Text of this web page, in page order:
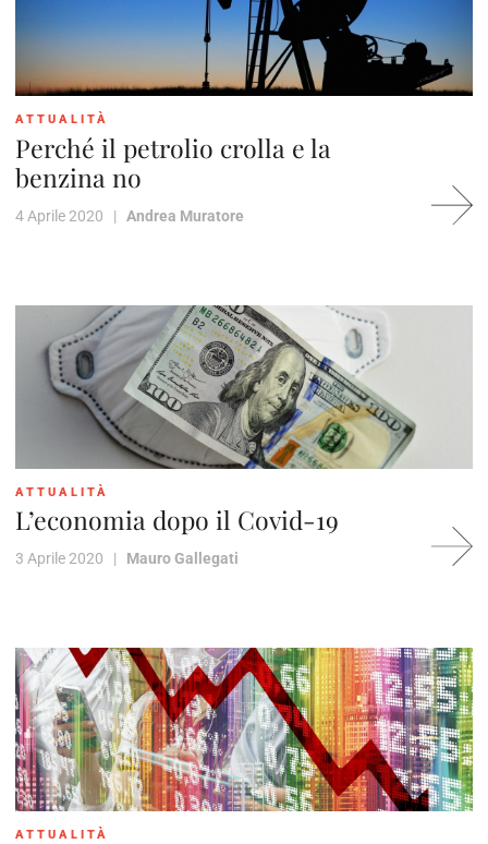
ATTUALITÀ
Perché il petrolio crolla e la
benzina no
4 Aprile 2020 | Andrea Muratore
ATTUALITÀ
L’economia dopo il Covid-19
3 Aprile 2020 | Mauro Gallegati
ATTUALITÀ